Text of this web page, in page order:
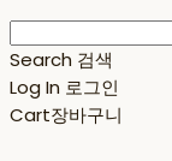
Search 검색
Log In 로그인
Cart장바구니